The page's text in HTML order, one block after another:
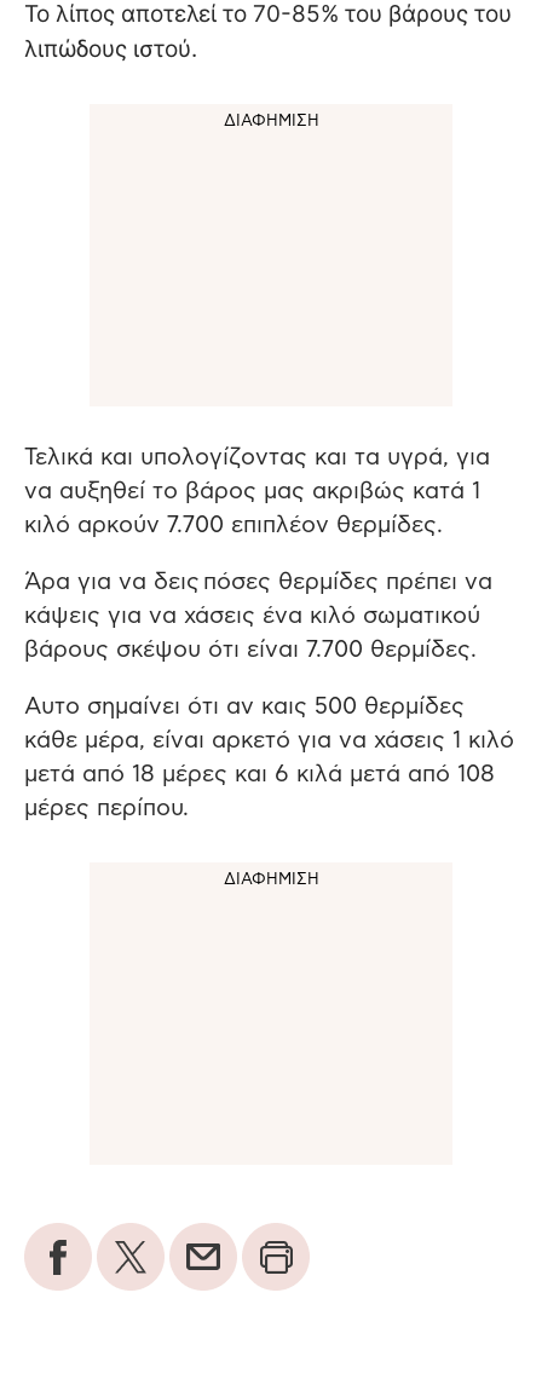
Το λίπος αποτελεί το 70-85% του βάρους του
λιπώδους ιστού.
Τελικά και υπολογίζοντας και τα υγρά, για
να αυξηθεί το βάρος μας ακριβώς κατά 1
κιλό αρκούν 7.700 επιπλέον θερμίδες.
Άρα για να δεις πόσες θερμίδες πρέπει να
κάψεις για να χάσεις ένα κιλό σωματικού
βάρους σκέψου ότι είναι 7.700 θερμίδες.
Αυτο σημαίνει ότι αν καις 500 θερμίδες
κάθε μέρα, είναι αρκετό για να χάσεις 1 κιλό
μετά από 18 μέρες και 6 κιλά μετά από 108
μέρες περίπου.